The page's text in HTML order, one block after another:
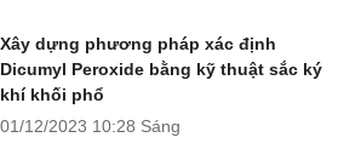
Xây dựng phương pháp xác định
Dicumyl Peroxide bằng kỹ thuật sắc ký
khí khối phổ
01/12/2023 10:28 Sáng